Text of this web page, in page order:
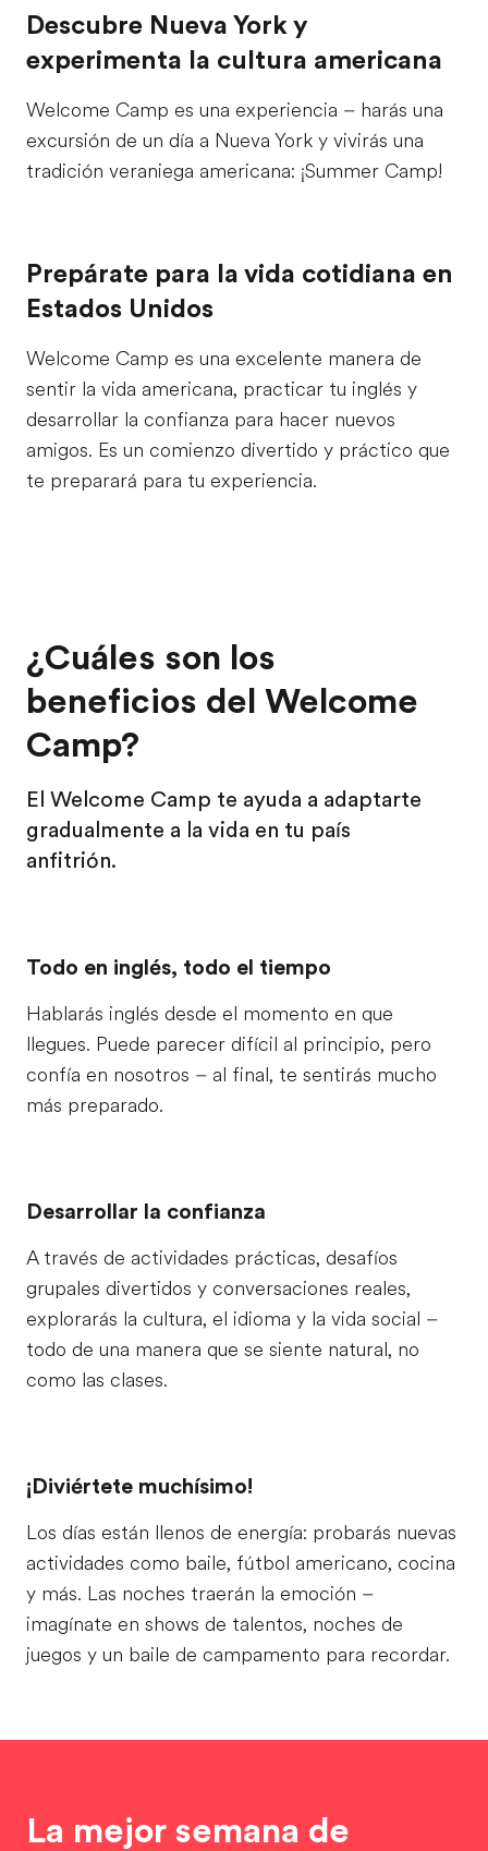
Descubre Nueva York y
experimenta la cultura americana
Welcome Camp es una experiencia – harás una
excursión de un día a Nueva York y vivirás una
tradición veraniega americana: ¡Summer Camp!
Prepárate para la vida cotidiana en
Estados Unidos
Welcome Camp es una excelente manera de
sentir la vida americana, practicar tu inglés y
desarrollar la confianza para hacer nuevos
amigos. Es un comienzo divertido y práctico que
te preparará para tu experiencia.
¿Cuáles son los
beneficios del Welcome
Camp?
El Welcome Camp te ayuda a adaptarte
gradualmente a la vida en tu país
anfitrión.
Todo en inglés, todo el tiempo
Hablarás inglés desde el momento en que
llegues. Puede parecer difícil al principio, pero
confía en nosotros – al final, te sentirás mucho
más preparado.
Desarrollar la confianza
A través de actividades prácticas, desafíos
grupales divertidos y conversaciones reales,
explorarás la cultura, el idioma y la vida social –
todo de una manera que se siente natural, no
como las clases.
¡Diviértete muchísimo!
Los días están llenos de energía: probarás nuevas
actividades como baile, fútbol americano, cocina
y más. Las noches traerán la emoción –
imagínate en shows de talentos, noches de
juegos y un baile de campamento para recordar.
La mejor semana de